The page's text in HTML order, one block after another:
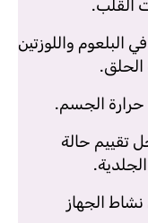
القلب.
واللوزتين
الجسم.
تقييم حالة
الجهاز